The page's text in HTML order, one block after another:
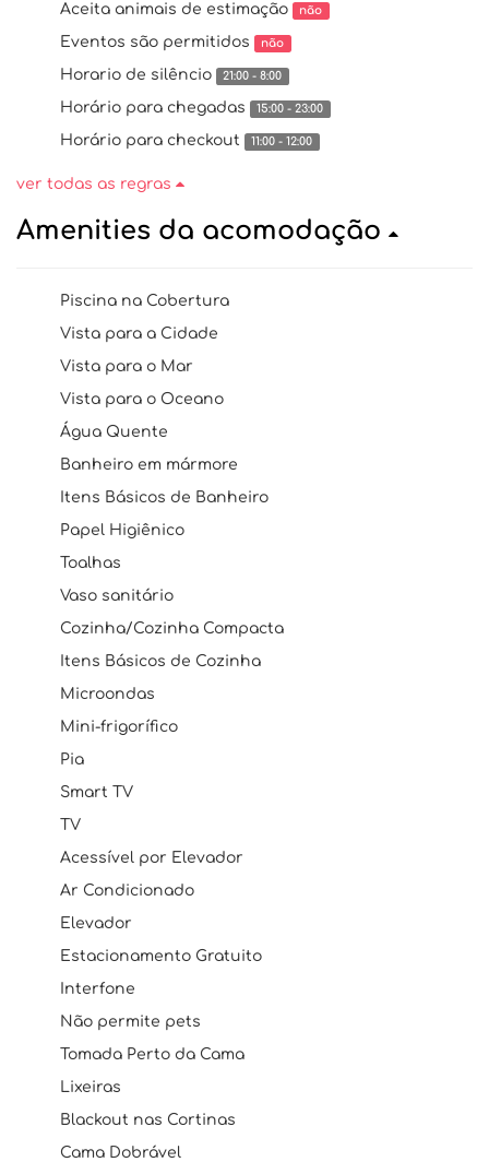
Aceita animais de estimação não
Eventos são permitidos não
Horario de silêncio 21:00 - 8:00
Horário para chegadas 15:00 - 23:00
Horário para checkout 11:00 - 12:00
ver todas as regras
Amenities da acomodação
Piscina na Cobertura
Vista para a Cidade
Vista para o Mar
Vista para o Oceano
Água Quente
Banheiro em mármore
Itens Básicos de Banheiro
Papel Higiênico
Toalhas
Vaso sanitário
Cozinha/Cozinha Compacta
Itens Básicos de Cozinha
Microondas
Mini-frigorífico
Pia
Smart TV
TV
Acessível por Elevador
Ar Condicionado
Elevador
Estacionamento Gratuito
Interfone
Não permite pets
Tomada Perto da Cama
Lixeiras
Blackout nas Cortinas
Cama Dobrável